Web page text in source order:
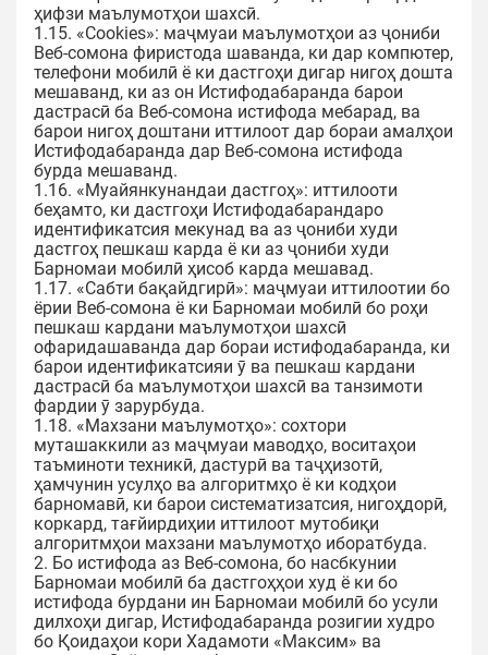
ҳифзи маълумотҳои шахсӣ.
1.15. «Cookies»: маҷмуаи маълумотҳои аз ҷониби
Веб-сомона фиристода шаванда, ки дар компютер,
телефони мобилӣ ё ки дастгоҳи дигар нигоҳ дошта
мешаванд, ки аз он Истифодабаранда барои
дастрасӣ ба Веб-сомона истифода мебарад, ва
барои нигоҳ доштани иттилоот дар бораи амалҳои
Истифодабаранда дар Веб-сомона истифода
бурда мешаванд.
1.16. «Муайянкунандаи дастгоҳ»: иттилооти
беҳамто, ки дастгоҳи Истифодабарандаро
идентификатсия мекунад ва аз ҷониби худи
дастгоҳ пешкаш карда ё ки аз ҷониби худи
Барномаи мобилӣ ҳисоб карда мешавад.
1.17. «Сабти бақайдгирӣ»: маҷмуаи иттилоотии бо
ёрии Веб-сомона ё ки Барномаи мобилӣ бо роҳи
пешкаш кардани маълумотҳои шахсӣ
офаридашаванда дар бораи истифодабаранда, ки
барои идентификатсияи ӯ ва пешкаш кардани
дастрасӣ ба маълумотҳои шахсӣ ва танзимоти
фардии ӯ зарурбуда.
1.18. «Махзани маълумотҳо»: сохтори
муташаккили аз маҷмуаи маводҳо, воситаҳои
таъминоти техникӣ, дастурӣ ва таҷҳизотӣ,
ҳамчунин усулҳо ва алгоритмҳо ё ки кодҳои
барномавӣ, ки барои систематизатсия, нигоҳдорӣ,
коркард, тағйирдиҳии иттилоот мутобиқи
алгоритмҳои махзани маълумотҳо иборатбуда.
2. Бо истифода аз Веб-сомона, бо насбкунии
Барномаи мобилӣ ба дастгоҳҳои худ ё ки бо
истифода бурдани ин Барномаи мобилӣ бо усули
дилхоҳи дигар, Истифодабаранда розигии худро
бо Қоидаҳои кори Хадамоти «Максим» ва